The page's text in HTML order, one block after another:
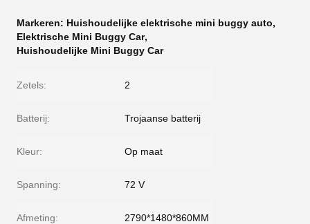
Markeren: Huishoudelijke elektrische mini buggy auto,
Elektrische Mini Buggy Car,
Huishoudelijke Mini Buggy Car
Zetels: 2
Batterij: Trojaanse batterij
Kleur: Op maat
Spanning: 72 V
Afmeting: 2790*1480*860MM